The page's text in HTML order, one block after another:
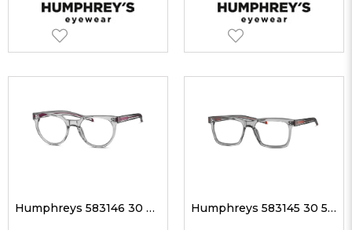
Humphreys 583146 30 49-19 Unisex Optik Gözlükler Humphreys 583145 30 53-17 Unisex Optik Gözlükler